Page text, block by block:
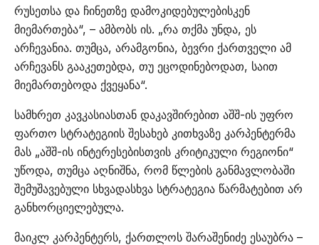
რუსეთსა და ჩინეთზე დამოკიდებულებისკენ
მიემართება“, – ამბობს ის. „რა თქმა უნდა, ეს
არჩევანია. თუმცა, არამგონია, ბევრი ქართველი ამ
არჩევანს გააკეთებდა, თუ ეცოდინებოდათ, საით
მიემართებოდა ქვეყანა“.
სამხრეთ კავკასიასთან დაკავშირებით აშშ-ის უფრო
ფართო სტრატეგიის შესახებ კითხვაზე კარპენტერმა
მას „აშშ-ის ინტერესებისთვის კრიტიკული რეგიონი“
უწოდა, თუმცა აღნიშნა, რომ წლების განმავლობაში
შემუშავებული სხვადასხვა სტრატეგია წარმატებით არ
განხორციელებულა.
მაიკლ კარპენტერს, ქართლოს შარაშენიძე ესაუბრა –